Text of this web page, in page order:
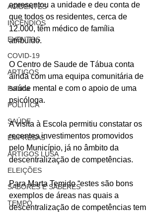
ACIDENTES
INCÊNDIOS
EVENTOS
COVID-19
ARTIGOS
Politica
POLITICA
SAÚDE
EMPRESAS
ARTIGOS LUSA
ELEIÇÕES
SABORES E SABERES
TEMPO
apresentou a unidade e deu conta de
que todos os residentes, cerca de
12.000, têm médico de família
atribuído.
O Centro de Saude de Tábua conta
ainda com uma equipa comunitária de
saúde mental e com o apoio de uma
psicóloga.
A visita à Escola permitiu constatar os
recentes investimentos promovidos
pelo Município, já no âmbito da
descentralização de competências.
Para Marta Temido “estes são bons
exemplos de áreas nas quais a
descentralização de competências tem